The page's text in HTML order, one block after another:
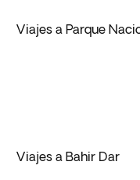
Viajes a Parque
Viajes a Bahir Dar